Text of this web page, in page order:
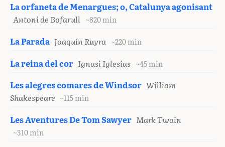
La orfaneta de Menargues; o, Catalunya agonisant
Antoni de Bofarull ~820 min
La Parada Joaquín Ruyra ~220 min
La reina del cor Ignasi Iglesias ~45 min
Les alegres comares de Windsor William
Shakespeare ~115 min
Les Aventures De Tom Sawyer Mark Twain
~310 min